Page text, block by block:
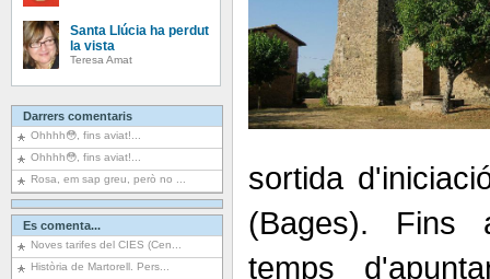
Santa Llúcia ha perdut
la vista
Teresa Amat
Darrers comentaris
Ohhhh😳, fins aviat!...
Ohhhh😳, fins aviat!...
Rosa, em sap greu, però no ...
Es comenta...
Noves tarifes del CIES (Cen...
Història de Martorell. Pers...
sortida
(Bages). Fins
temps